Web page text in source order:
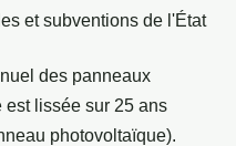
et subventions de l'État
des panneaux
lissée sur 25 ans
photovoltaïque).